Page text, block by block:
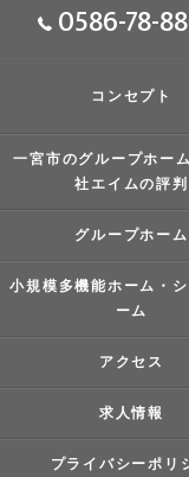
0586-78-
コンセプト
一宮市のグループホー
社エイムの評判
グループホーム
小規模多機能ホーム・
ーム
アクセス
求人情報
プライバシーポリ